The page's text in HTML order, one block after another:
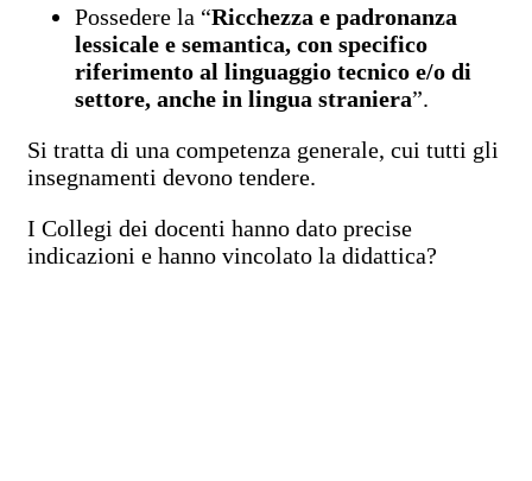
Possedere la “Ricchezza e padronanza
lessicale e semantica, con specifico
riferimento al linguaggio tecnico e/o di
settore, anche in lingua straniera”.
Si tratta di una competenza generale, cui tutti gli
insegnamenti devono tendere.
I Collegi dei docenti hanno dato precise
indicazioni e hanno vincolato la didattica?